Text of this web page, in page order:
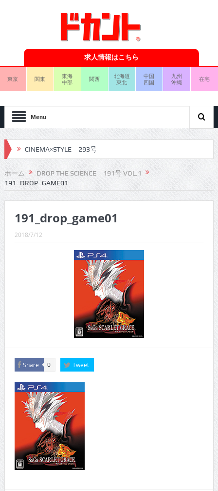
求人情報はこちら
東京 関東
東海
中部
関西
北海道
東北
中国
四国
九州
沖縄
在宅
Menu
CINEMA×STYLE 293号
CINEMA×STYLE 292号
CINEMA×STYLE 291号
CINEMA×STYLE 289号
CINEMA×STYLE 287号
CINEMA×STYLE 286号
CINEMA×STYLE 285号
CINEMA×STYLE 294号
ホーム
DROP THE SCIENCE 191号 VOL.1
191_DROP_GAME01
191_drop_game01
2018/7/12
Share 0 Tweet